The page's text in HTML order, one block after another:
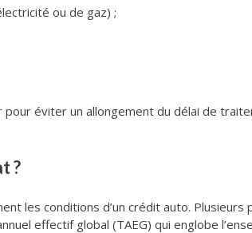
ou de gaz) ;
éviter un allongement du délai de
?
les conditions d’un crédit auto.
effectif global (TAEG) qui englobe